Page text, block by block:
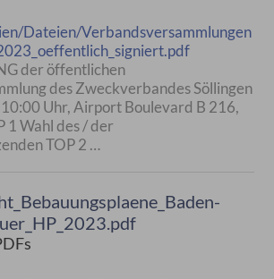
Dateien/Verbandsversammlungen
der öffentlichen
des Zweckverbandes Söllingen
Uhr, Airport Boulevard B 216,
1 Wahl des / der
TOP 2 …